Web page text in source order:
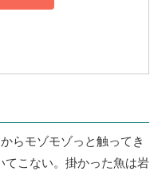
らモゾモゾっと触ってき
てこない。掛かった魚は岩